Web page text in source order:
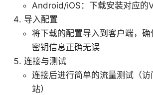
Android/iOS：下载安装对应的
导入配置
将下载的配置导入到客户端，确
密钥信息正确无误
连接与测试
连接后进行简单的流量测试（访
站）